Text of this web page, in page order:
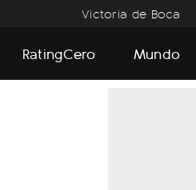
Victoria de Boca
RatingCero Mundo